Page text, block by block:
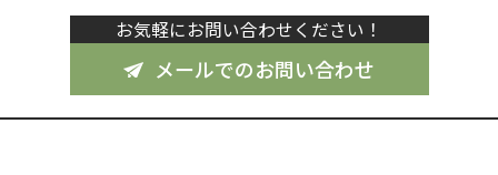
お気軽にお問い合わせください！
メールでのお問い合わせ